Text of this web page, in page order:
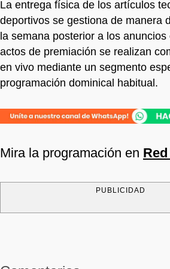
La entrega física de los artículos
deportivos se gestiona de manera
la semana posterior a los
actos de premiación se realizan
en vivo mediante un segmento
programación dominical habitual.
Mira la programación en
PUBLICIDAD